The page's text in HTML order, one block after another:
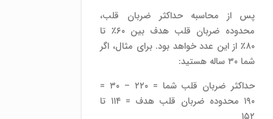
پس از محاسبه حداکثر ضربان قلب،
محدوده ضربان قلب هدف بین ۶۰٪ تا
۸۰٪ از این عدد خواهد بود. برای مثال، اگر
شما ۳۰ ساله هستید:
حداکثر ضربان قلب شما = ۲۲۰ – ۳۰ =
۱۹۰ محدوده ضربان قلب هدف = ۱۱۴ تا